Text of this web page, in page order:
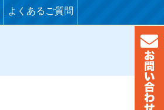
よくあるご質問